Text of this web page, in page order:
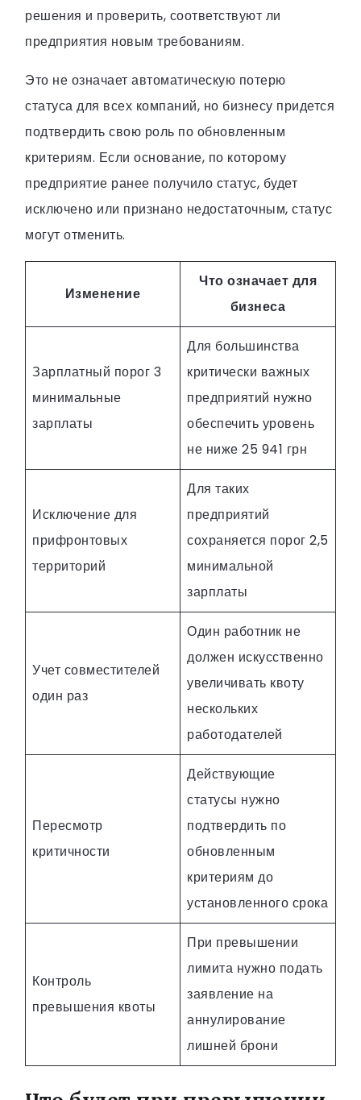
решения и проверить, соответствуют ли
предприятия новым требованиям.
Это не означает автоматическую потерю
статуса для всех компаний, но бизнесу придется
подтвердить свою роль по обновленным
критериям. Если основание, по которому
предприятие ранее получило статус, будет
исключено или признано недостаточным, статус
могут отменить.
Изменение
Что означает для
бизнеса
Зарплатный порог 3
минимальные
зарплаты
Для большинства
критически важных
предприятий нужно
обеспечить уровень
не ниже 25 941 грн
Исключение для
прифронтовых
территорий
Для таких
предприятий
сохраняется порог 2,5
минимальной
зарплаты
Учет совместителей
один раз
Один работник не
должен искусственно
увеличивать квоту
нескольких
работодателей
Пересмотр
критичности
Действующие
статусы нужно
подтвердить по
обновленным
критериям до
установленного срока
Контроль
превышения квоты
При превышении
лимита нужно подать
заявление на
аннулирование
лишней брони